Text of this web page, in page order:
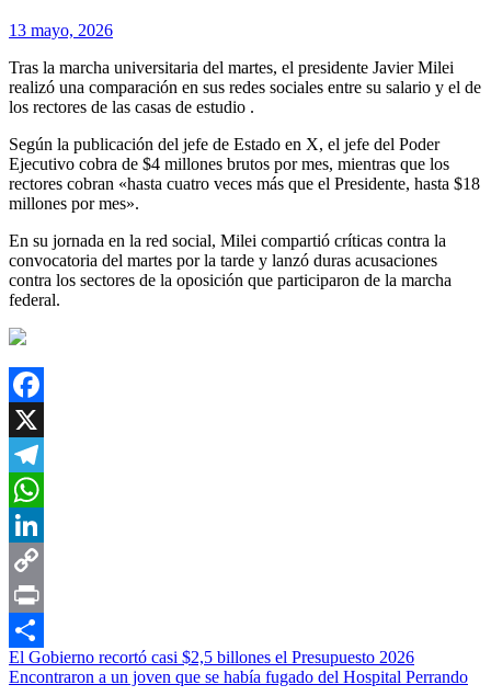
13 mayo, 2026
Tras la marcha universitaria del martes, el presidente Javier Milei
realizó una comparación en sus redes sociales entre su salario y el de
los rectores de las casas de estudio .
Según la publicación del jefe de Estado en X, el jefe del Poder
Ejecutivo cobra de $4 millones brutos por mes, mientras que los
rectores cobran «hasta cuatro veces más que el Presidente, hasta $18
millones por mes».
En su jornada en la red social, Milei compartió críticas contra la
convocatoria del martes por la tarde y lanzó duras acusaciones
contra los sectores de la oposición que participaron de la marcha
federal.
Facebook
X
Telegram
WhatsApp
LinkedIn
Copy
Link
Print
Compartir
Navegación
El Gobierno recortó casi $2,5 billones el Presupuesto 2026
Encontraron a un joven que se había fugado del Hospital Perrando